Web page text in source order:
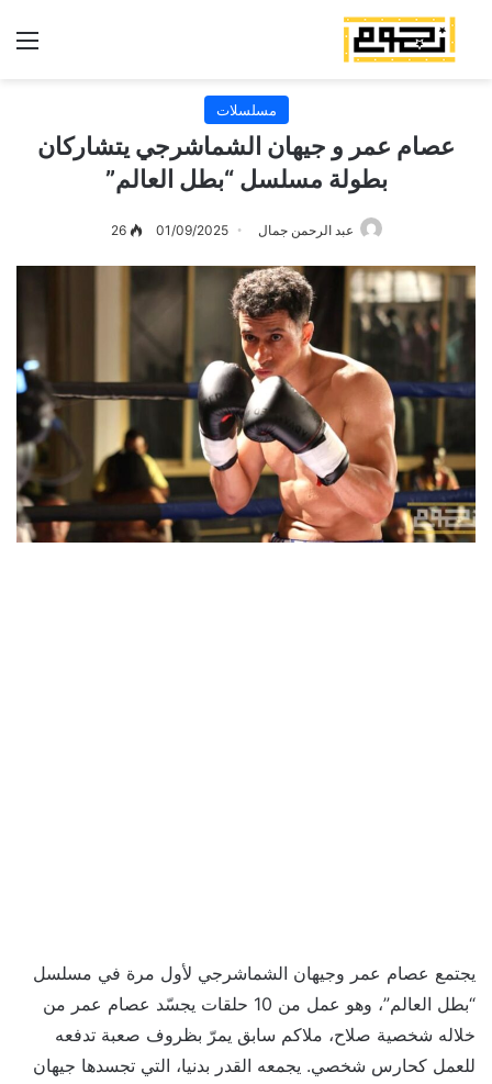
مسلسلات
عصام عمر و جيهان الشماشرجي يتشاركان
بطولة مسلسل “بطل العالم”
عبد الرحمن جمال 01/09/2025
26
يجتمع عصام عمر وجيهان الشماشرجي لأول مرة في مسلسل
“بطل العالم”، وهو عمل من 10 حلقات يجسّد عصام عمر من
خلاله شخصية صلاح، ملاكم سابق يمرّ بظروف صعبة تدفعه
للعمل كحارس شخصي. يجمعه القدر بدنيا، التي تجسدها جيهان